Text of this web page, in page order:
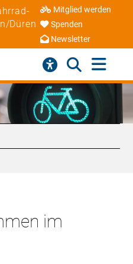
Düren
Mitglied werden
Spenden
Newsletter
im